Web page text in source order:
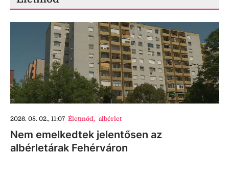
2026. 08. 02., 11:07 Életmód, albérlet
Nem emelkedtek jelentősen az
albérletárak Fehérváron